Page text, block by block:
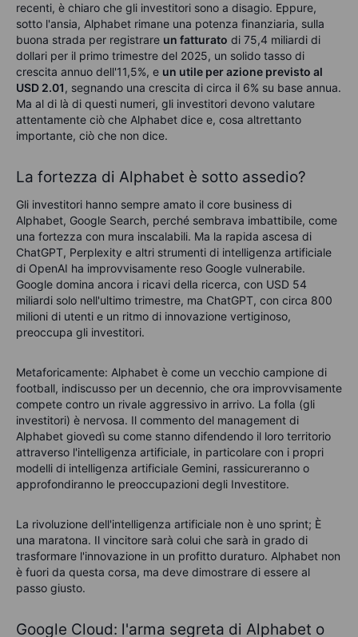
recenti, è chiaro che gli investitori sono a disagio. Eppure,
sotto l'ansia, Alphabet rimane una potenza finanziaria, sulla
buona strada per registrare un fatturato di 75,4 miliardi di
dollari per il primo trimestre del 2025, un solido tasso di
crescita annuo dell'11,5%, e un utile per azione previsto al
USD 2.01, segnando una crescita di circa il 6% su base annua.
Ma al di là di questi numeri, gli investitori devono valutare
attentamente ciò che Alphabet dice e, cosa altrettanto
importante, ciò che non dice.
La fortezza di Alphabet è sotto assedio?
Gli investitori hanno sempre amato il core business di
Alphabet, Google Search, perché sembrava imbattibile, come
una fortezza con mura inscalabili. Ma la rapida ascesa di
ChatGPT, Perplexity e altri strumenti di intelligenza artificiale
di OpenAI ha improvvisamente reso Google vulnerabile.
Google domina ancora i ricavi della ricerca, con USD 54
miliardi solo nell'ultimo trimestre, ma ChatGPT, con circa 800
milioni di utenti e un ritmo di innovazione vertiginoso,
preoccupa gli investitori.
Metaforicamente: Alphabet è come un vecchio campione di
football, indiscusso per un decennio, che ora improvvisamente
compete contro un rivale aggressivo in arrivo. La folla (gli
investitori) è nervosa. Il commento del management di
Alphabet giovedì su come stanno difendendo il loro territorio
attraverso l'intelligenza artificiale, in particolare con i propri
modelli di intelligenza artificiale Gemini, rassicureranno o
approfondiranno le preoccupazioni degli Investitore.
La rivoluzione dell'intelligenza artificiale non è uno sprint; È
una maratona. Il vincitore sarà colui che sarà in grado di
trasformare l'innovazione in un profitto duraturo. Alphabet non
è fuori da questa corsa, ma deve dimostrare di essere al
passo giusto.
Google Cloud: l'arma segreta di Alphabet o